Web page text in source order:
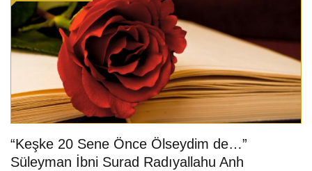
“Keşke 20 Sene Önce Ölseydim de…”
Süleyman İbni Surad Radıyallahu Anh